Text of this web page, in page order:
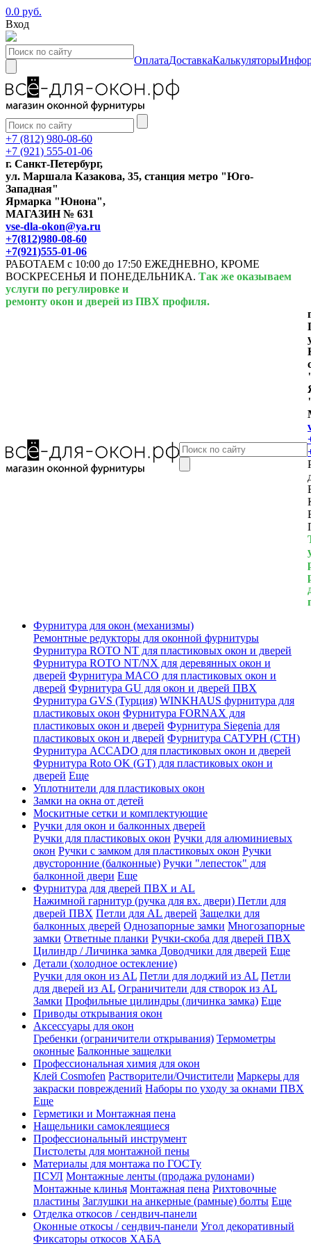
0.0 руб.
Вход
ОплатаДоставкаКалькуляторы
+7 (812) 980-08-60
+7 (921) 555-01-06
г. Санкт-Петербург,
ул. Маршала Казакова, 35, станция метро "Юго-
Западная"
Ярмарка "Юнона",
МАГАЗИН № 631
vse-dla-okon@ya.ru
+7(812)980-08-60
+7(921)555-01-06
РАБОТАЕМ с 10:00 до 17:50 ЕЖЕДНЕВНО, КРОМЕ
ВОСКРЕСЕНЬЯ И ПОНЕДЕЛЬНИКА. Так же оказываем
услуги по регулировке и
ремонту окон и дверей из ПВХ профиля.
Фурнитура для окон (механизмы)
Ремонтные редукторы для оконной фурнитуры
Фурнитура ROTO NT для пластиковых окон и дверей
Фурнитура ROTO NT/NX для деревянных окон и
дверей Фурнитура MACO для пластиковых окон и
дверей Фурнитура GU для окон и дверей ПВХ
Фурнитура GVS (Турция) WINKHAUS фурнитура для
пластиковых окон Фурнитура FORNAX для
пластиковых окон и дверей Фурнитура Siegenia для
пластиковых окон и дверей Фурнитура САТУРН (СТН)
Фурнитура ACCADO для пластиковых окон и дверей
Фурнитура Roto OK (GT) для пластиковых окон и
дверей Еще
Уплотнители для пластиковых окон
Замки на окна от детей
Москитные сетки и комплектующие
Ручки для окон и балконных дверей
Ручки для пластиковых окон Ручки для алюминиевых
окон Ручки с замком для пластиковых окон Ручки
двусторонние (балконные) Ручки "лепесток" для
балконной двери Еще
Фурнитура для дверей ПВХ и AL
Нажимной гарнитур (ручка для вх. двери) Петли для
дверей ПВХ Петли для AL дверей Защелки для
балконных дверей Однозапорные замки Многозапорные
замки Ответные планки Ручки-скоба для дверей ПВХ
Цилиндр / Личинка замка Доводчики для дверей Еще
Детали (холодное остекление)
Ручки для окон из AL Петли для лоджий из AL Петли
для дверей из AL Ограничители для створок из AL
Замки Профильные цилиндры (личинка замка) Еще
Приводы открывания окон
Аксессуары для окон
Гребенки (ограничители открывания) Термометры
оконные Балконные защелки
Профессиональная химия для окон
Клей Cosmofen Растворители/Очистители Маркеры для
закраски повреждений Наборы по уходу за окнами ПВХ
Еще
Герметики и Монтажная пена
Нащельники самоклеящиеся
Профессиональный инструмент
Пистолеты для монтажной пены
Материалы для монтажа по ГОСТу
ПСУЛ Монтажные ленты (продажа рулонами)
Монтажные клинья Монтажная пена Рихтовочные
пластины Заглушки на анкерные (рамные) болты Еще
Отделка откосов / сендвич-панели
Оконные откосы / сендвич-панели Угол декоративный
Фиксаторы откосов ХАБА